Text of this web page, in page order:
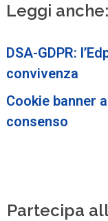
Leggi anche:
DSA-GDPR:
convivenza
Cookie banner
consenso
Partecipa